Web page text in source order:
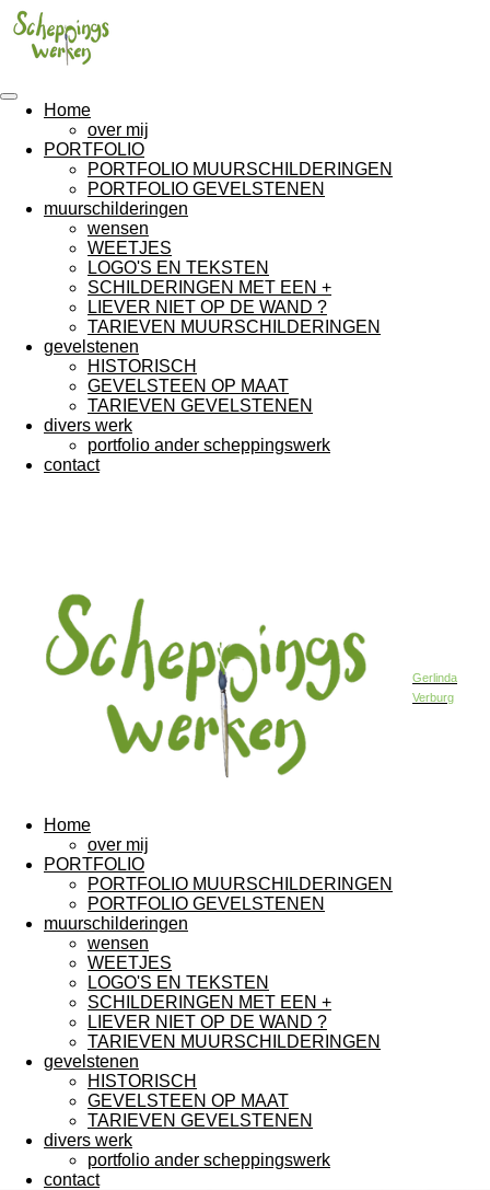
Ga
direct
naar
hoofdinhoud
Home
over mij
PORTFOLIO
PORTFOLIO MUURSCHILDERINGEN
PORTFOLIO GEVELSTENEN
muurschilderingen
wensen
WEETJES
LOGO'S EN TEKSTEN
SCHILDERINGEN MET EEN +
LIEVER NIET OP DE WAND ?
TARIEVEN MUURSCHILDERINGEN
gevelstenen
HISTORISCH
GEVELSTEEN OP MAAT
TARIEVEN GEVELSTENEN
divers werk
portfolio ander scheppingswerk
contact
Gerlinda
Verburg
Home
over mij
PORTFOLIO
PORTFOLIO MUURSCHILDERINGEN
PORTFOLIO GEVELSTENEN
muurschilderingen
wensen
WEETJES
LOGO'S EN TEKSTEN
SCHILDERINGEN MET EEN +
LIEVER NIET OP DE WAND ?
TARIEVEN MUURSCHILDERINGEN
gevelstenen
HISTORISCH
GEVELSTEEN OP MAAT
TARIEVEN GEVELSTENEN
divers werk
portfolio ander scheppingswerk
contact